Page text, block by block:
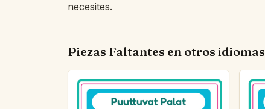
necesites.
Piezas Faltantes en otros idiomas